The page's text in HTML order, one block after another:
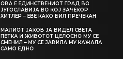
ОВА Е ЕДИНСТВЕНИОТ ГРАД ВО
ЈУГОСЛАВИЈА ВО КОЈ ЗАЧЕКОР
ХИТЛЕР – ЕВЕ КАКО БИЛ ПРЕЧЕКАН
МАЛИОТ ЈАКОВ ЈА ВИДЕЛ СВЕТА
ПЕТКА И ЖИВОТОТ ЦЕЛОСНО МУ СЕ
СМЕНИЛ – МУ СЕ ЈАВИЛА МУ КАЖАЛА
САМО ЕДНО